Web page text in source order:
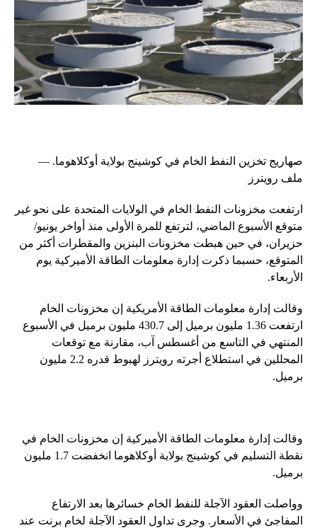
صهاريج تخزين النفط الخام في كوشينج بولاية أوكلاهوما. —
ملف رويترز
ارتفعت مخزونات النفط الخام في الولايات المتحدة على نحو غير
متوقع الأسبوع الماضي، لترتفع للمرة الأولى منذ أواخر يونيو/
حزيران، في حين هبطت مخزونات البنزين والمقطرات أكثر من
المتوقع، حسبما ذكرت إدارة معلومات الطاقة الأميركية يوم
الأربعاء.
وقالت إدارة معلومات الطاقة الأمريكية إن مخزونات الخام
ارتفعت 1.36 مليون برميل إلى 430.7 مليون برميل في الأسبوع
المنتهي في التاسع من أغسطس آب، مقارنة مع توقعات
المحللين في استطلاع أجرته رويترز لهبوط قدره 2.2 مليون
برميل.
وقالت إدارة معلومات الطاقة الأميركية إن مخزونات الخام في
نقطة التسليم في كوشينج بولاية أوكلاهوما انخفضت 1.7 مليون
برميل.
وواصلت العقود الآجلة للنفط الخام خسائرها بعد الارتفاع
المفاجئ في الأسعار. وجرى تداول العقود الآجلة لخام برنت عند